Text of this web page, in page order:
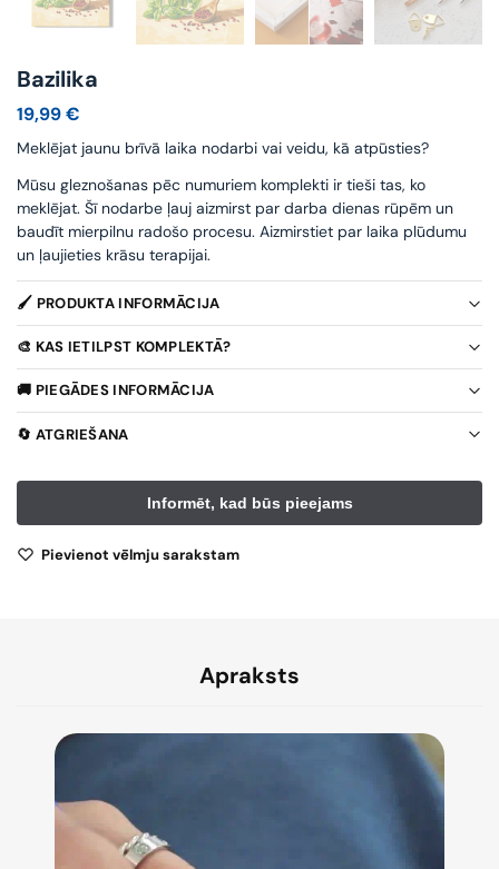
Bazilika
19,99€
Meklējat jaunu brīvā laika nodarbi vai veidu, kā atpūsties?
Mūsu gleznošanas pēc numuriem komplekti ir tieši tas, ko
meklējat. Šī nodarbe ļauj aizmirst par darba dienas rūpēm un
baudīt mierpilnu radošo procesu. Aizmirstiet par laika plūdumu
un ļaujieties krāsu terapijai.
🖌️ PRODUKTA INFORMĀCIJA
🎨 KAS IETILPST KOMPLEKTĀ?
🚚 PIEGĀDES INFORMĀCIJA
🔄 ATGRIEŠANA
Pievienot vēlmju sarakstam
Apraksts